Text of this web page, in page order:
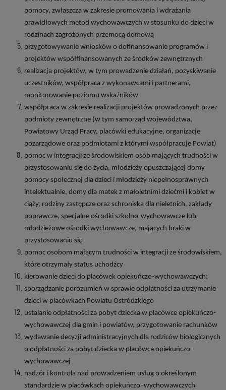
pomocy, zwłaszcza w zakresie promowania i wdrażania
prawidłowych metod wychowawczych w stosunku do dzieci w
rodzinach zagrożonych przemocą domową
przygotowywanie wniosków o dofinansowanie programów i
projektów współfinansowanych ze środków zewnętrznych
realizacja projektów, w tym prowadzenie działań, pozyskiwanie
uczestników, współpraca z wykonawcami i partnerami,
monitorowanie poziomu wskaźników
współpraca w zakresie realizacji projektów prowadzonych przez
podmioty zewnętrzne (w tym samorząd województwa,
Powiatowy Urząd Pracy, placówki edukacyjne, organizacje
pozarządowe oraz podmiotami z którymi współpracuje Powiat)
pomoc w integracji ze środowiskiem osób mających trudności w
przystosowaniu się do życia, młodzieży opuszczającej domy
pomocy społecznej dla dzieci i młodzieży niepełnosprawnych
intelektualnie, domy dla matek z małoletnimi dziećmi i kobiet w
ciąży, rodziny zastępcze oraz schroniska dla nieletnich, zakłady
poprawcze, specjalne ośrodki szkolno-wychowawcze lub
młodzieżowe ośrodki wychowawcze, mających braki w
przystosowaniu się
pomoc osobom mającym trudności w integracji ze środowiskiem,
które otrzymały status uchodźcy
kierowanie dzieci do placówek opiekuńczo-wychowawczych;
sporządzanie porozumień w sprawie odpłatności za utrzymanie
dzieci w placówkach Powiatu Ostródzkiego
ustalanie odpłatności za pobyt dziecka w placówce opiekuńczo-
wychowawczej dla gmin i powiatów, przygotowanie rachunków
wydawanie decyzji administracyjnych dla rodziców biologicznych
o odpłatności za pobyt dziecka w placówce opiekuńczo-
wychowawczej
nadzór i kontrola nad prowadzeniem usług o określonym
standardzie w placówkach opiekuńczo–wychowawczych